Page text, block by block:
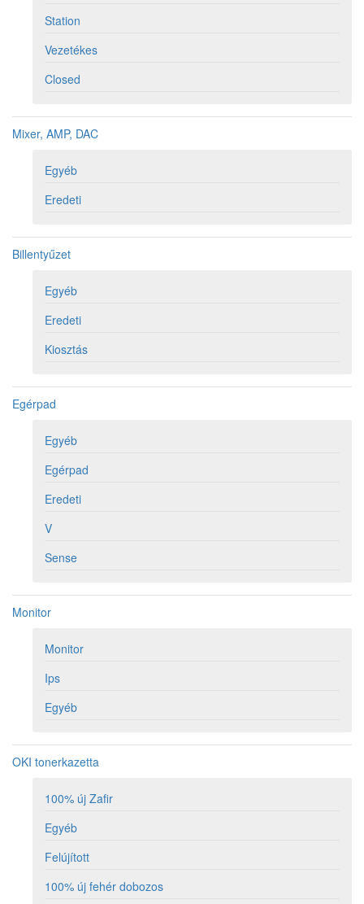
Station
Vezetékes
Closed
Mixer, AMP, DAC
Egyéb
Eredeti
Billentyűzet
Egyéb
Eredeti
Kiosztás
Egérpad
Egyéb
Egérpad
Eredeti
V
Sense
Monitor
Monitor
Ips
Egyéb
OKI tonerkazetta
100% új Zafir
Egyéb
Felújított
100% új fehér dobozos